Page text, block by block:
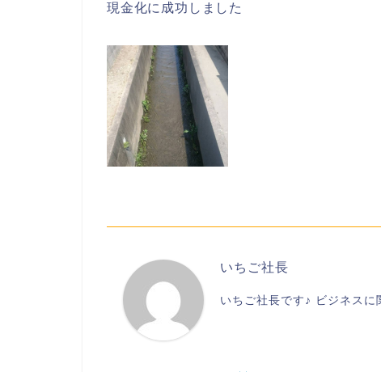
現金化に成功しました
いちご社長
いちご社長です♪ ビジネス